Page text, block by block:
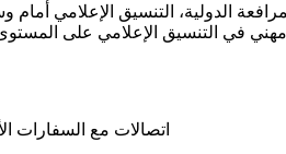
الدولية، التنسيق الإعلامي أمام
اتصالات مع السفارات